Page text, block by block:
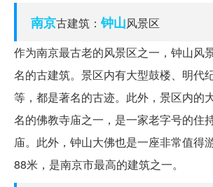
南京古建筑：钟山风景区
作为南京最古老的风景区之一，钟山风
名的古建筑。景区内有大型鼓楼、明代
等，都是著名的古迹。此外，景区内的
名的佛教寺庙之一，是一家老字号的住
庙。此外，钟山大佛也是一座非常值得
88米，是南京市最高的建筑之一。